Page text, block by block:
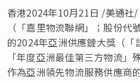
香港2024年10月21日 /美通社
（「嘉里物流聯網」；股份
的2024年亞洲供應鏈大獎（「
「年度亞洲最佳第三方物流
作為亞洲領先物流服務供應商